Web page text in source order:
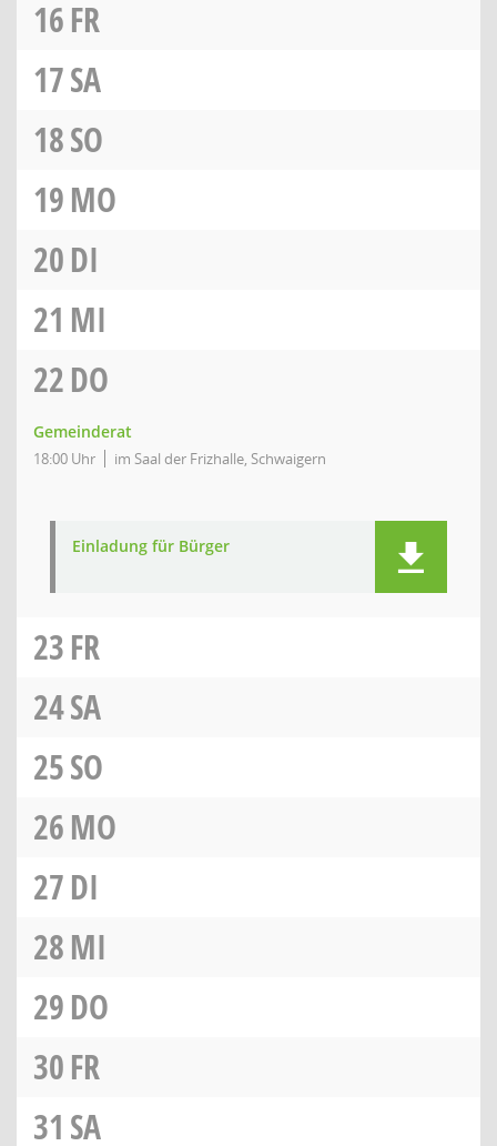
16FR
17SA
18SO
19MO
20DI
21 MI
22DO
Gemeinderat
18:00 Uhr im Saal der Frizhalle, Schwaigern
Einladung für Bürger
23FR
24SA
25SO
26MO
27DI
28MI
29DO
30FR
31 SA